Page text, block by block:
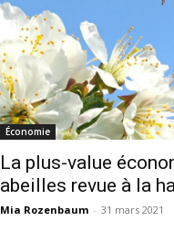
Économie
La plus-value
abeilles revue à la
Mia Rozenbaum - 31 mars 2021